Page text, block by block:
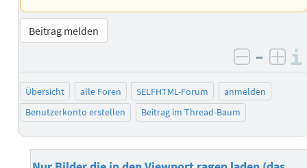
Beitrag melden
negativ
–
Übersicht alle Foren SELFHTML-Forum
anmelden
Benutzerkonto erstellen
Beitrag im Thread-Baum